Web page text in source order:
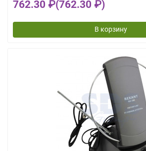
762.30 ₽(762.30 ₽)
В корзину